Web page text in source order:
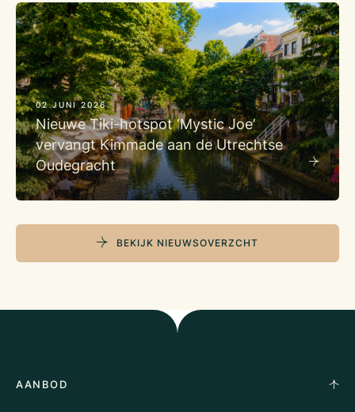
02 JUNI 2026
Nieuwe Tiki-hotspot ‘Mystic Joe’
vervangt Kimmade aan de Utrechtse
Oudegracht
BEKIJK NIEUWSOVERZCHT
AANBOD